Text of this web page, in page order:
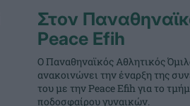
Στον
Peace Efih
Ο Παναθηναϊκός Αθλητικός
ανακοινώνει την έναρξη της
του με την Peace Efih για το
ποδοσφαίρου γυναικών.